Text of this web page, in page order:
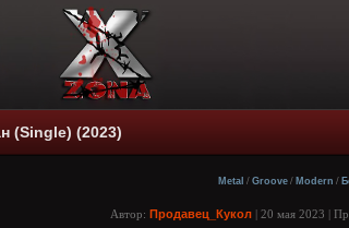
(Single) (2023)
Metal / Groove / Modern /
Автор: Продавец_Кукол | 20 мая 2023 |